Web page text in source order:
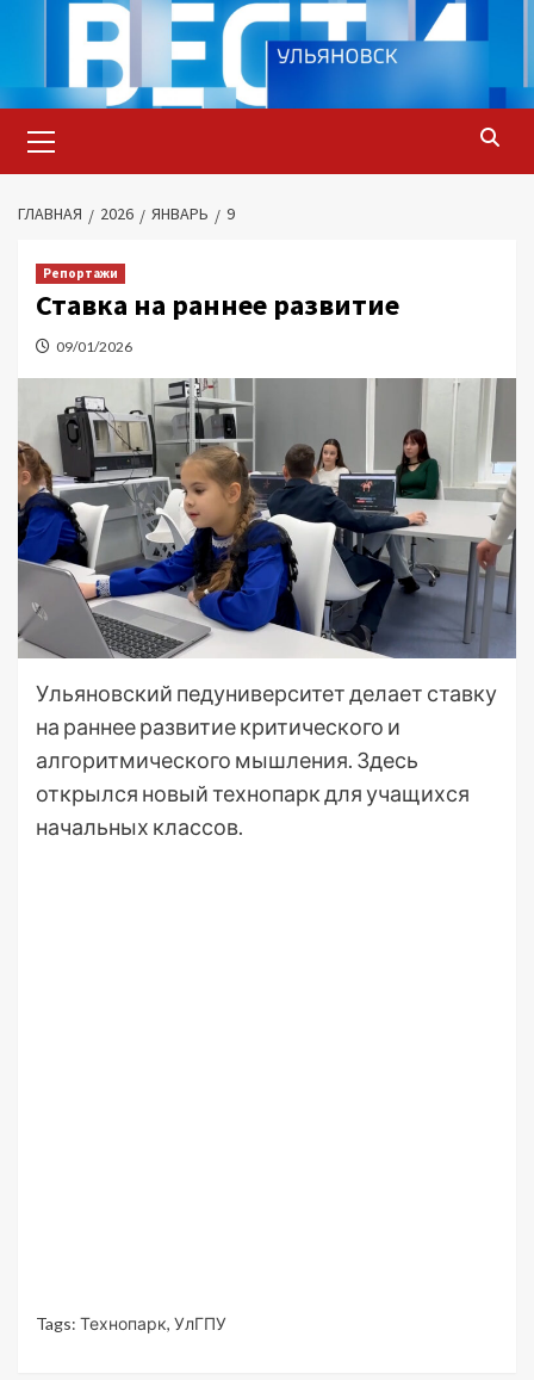
содержимому
меню
ГЛАВНАЯ 2026 ЯНВАРЬ 9
Репортажи
Ставка на раннее развитие
09/01/2026
Ульяновский педуниверситет делает ставку
на раннее развитие критического и
алгоритмического мышления. Здесь
открылся новый технопарк для учащихся
начальных классов.
Tags: Технопарк, УлГПУ